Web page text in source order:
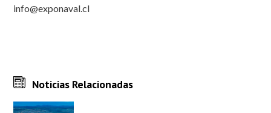
info@exponaval.cl
Noticias Relacionadas